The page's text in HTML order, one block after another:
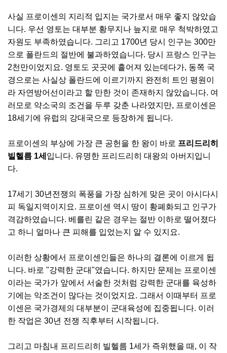
사실 프로이센의 지리적 입지는 국가로서 매우 좋지 않았습
니다. 우선 영토는 대부분 황무지나 늪지로 매우 척박하였고
자원도 부족하였습니다. 그리고 1700년 당시 인구는 300만
으로 폴란드의 절반에 불과하였습니다. 당시 프랑스 인구는
2천만이었지요. 영토도 곳곳에 흩어져 있는데다가, 동쪽 국
경으로는 사실상 폴란드에 이르기까지 완전히 트인 평원이
라 자연방어선이라고 할 만한 것이 존재하지 않았습니다. 여
러모로 약소국의 조건을 두루 갖춘 나라였지만, 프로이센은
18세기에 유럽의 강대국으로 등장하게 됩니다.
프로이센의 부상에 가장 큰 공헌을 한 왕이 바로 프리드리히
빌헬름 1세 입니다. 유명한 프리드리히 대왕의 아버지입니
다.
17세기 30년전쟁의 폭풍을 가장 심하게 맞은 곳이 아시다시
피 독일지역이지요. 프로이센 역시 땅이 황폐화되고 인구가
격감하였습니다. 베를린 같은 경우는 절반 이하로 떨어졌다
고 하니 얼마나 큰 피해를 입었는지 알 수 있지요.
이러한 상황에서 프로이센인들은 하나의 결론에 이르게 됩
니다. 바로 "강력한 군대"였습니다. 하지만 문제는 프로이센
이라는 국가가 앞에서 서술한 것처럼 강력한 군대를 육성하
기에는 악조건이 많다는 것이었지요. 그래서 이때부터 프로
이센은 국가경제의 대부분이 군대육성에 집중됩니다. 이러
한 작업은 30년 전쟁 직후부터 시작됩니다.
그리고 마침내 프리드리히 빌헬름 1세가 즉위했을 때, 이 작